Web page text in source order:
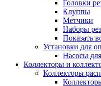
Головки
Клуппы
Метчики
Наборы
Показать
Установки для
Насосы
Коллекторы и
Коллекторы